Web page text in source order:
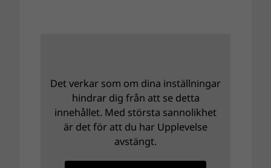
Det verkar som om dina inställningar
hindrar dig från att se detta
innehållet. Med största sannolikhet
är det för att du har Upplevelse
avstängt.